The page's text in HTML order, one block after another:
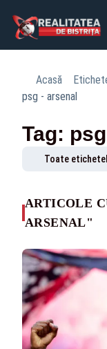
Acasă
psg - arsenal
Tag:
Toate
ARTICOLE
ARSENAL"